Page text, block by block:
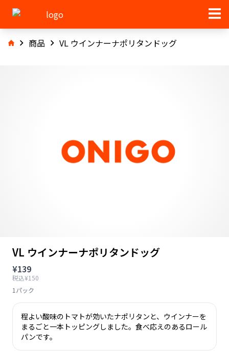
商品 VL ウインナーナポリタンドッグ
VL ウインナーナポリタンドッグ
¥139
税込¥150
1パック
程よい酸味のトマトが効いたナポリタンと、ウインナーを
まるごと一本トッピングしました。食べ応えのあるロール
パンです。